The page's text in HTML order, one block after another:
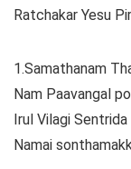
Ratchakar Yesu
1.Samathanam
Nam Paavangal
Irul Vilagi
Namai